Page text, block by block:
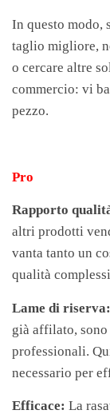
In questo modo,
taglio migliore,
o cercare altre
commercio: vi
pezzo.
Pro
Rapporto
altri prodotti
vanta tanto un
qualità
Lame di riserva:
già affilato,
professionali.
necessario per
Efficace: La